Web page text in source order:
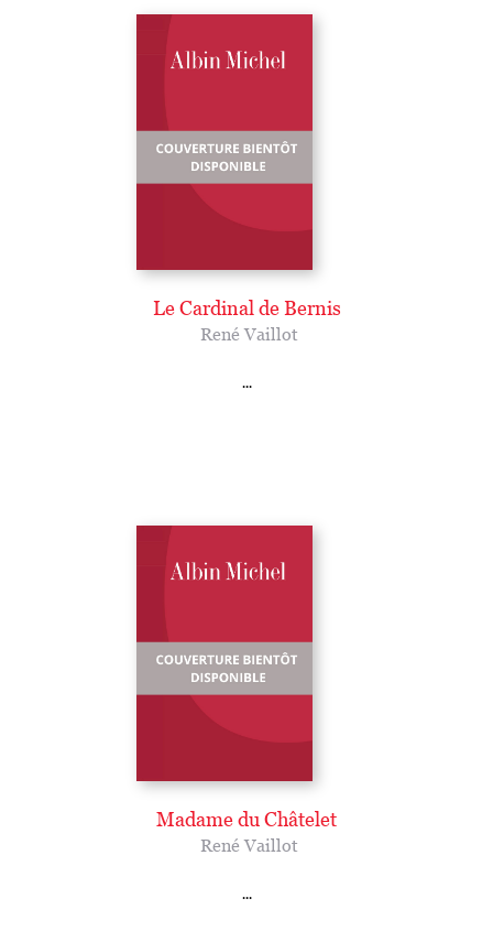
Le Cardinal de Bernis
René Vaillot
...
Madame du Châtelet
René Vaillot
...